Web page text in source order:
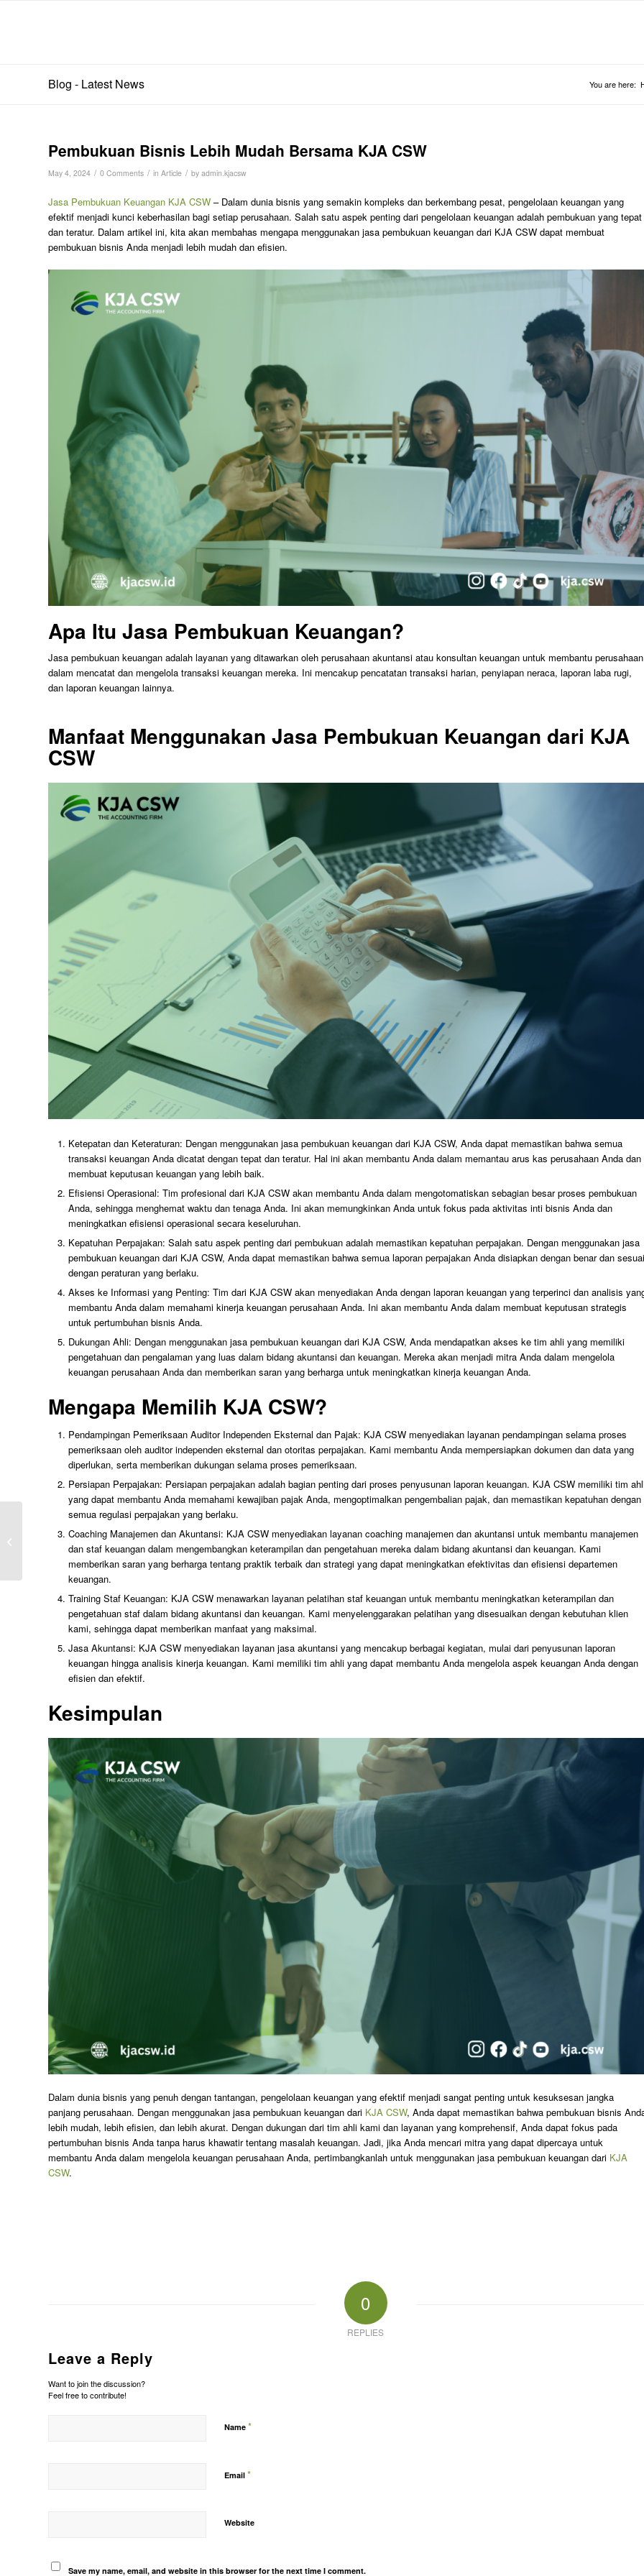
Blog - Latest News You are here:
Pembukuan Bisnis Lebih Mudah Bersama KJA CSW
May 4, 2024 / 0 Comments / in Article / by admin.kjacsw
Jasa Pembukuan Keuangan KJA CSW – Dalam dunia bisnis yang semakin kompleks dan berkembang pesat, pengelolaan keuangan yang
efektif menjadi kunci keberhasilan bagi setiap perusahaan. Salah satu aspek penting dari pengelolaan keuangan adalah pembukuan yang tepat
dan teratur. Dalam artikel ini, kita akan membahas mengapa menggunakan jasa pembukuan keuangan dari KJA CSW dapat membuat
pembukuan bisnis Anda menjadi lebih mudah dan efisien.
Apa Itu Jasa Pembukuan Keuangan?
Jasa pembukuan keuangan adalah layanan yang ditawarkan oleh perusahaan akuntansi atau konsultan keuangan untuk membantu perusahaan
dalam mencatat dan mengelola transaksi keuangan mereka. Ini mencakup pencatatan transaksi harian, penyiapan neraca, laporan laba rugi,
dan laporan keuangan lainnya.
Manfaat Menggunakan Jasa Pembukuan Keuangan dari KJA
CSW
Ketepatan dan Keteraturan: Dengan menggunakan jasa pembukuan keuangan dari KJA CSW, Anda dapat memastikan bahwa semua
transaksi keuangan Anda dicatat dengan tepat dan teratur. Hal ini akan membantu Anda dalam memantau arus kas perusahaan Anda dan
membuat keputusan keuangan yang lebih baik.
Efisiensi Operasional: Tim profesional dari KJA CSW akan membantu Anda dalam mengotomatiskan sebagian besar proses pembukuan
Anda, sehingga menghemat waktu dan tenaga Anda. Ini akan memungkinkan Anda untuk fokus pada aktivitas inti bisnis Anda dan
meningkatkan efisiensi operasional secara keseluruhan.
Kepatuhan Perpajakan: Salah satu aspek penting dari pembukuan adalah memastikan kepatuhan perpajakan. Dengan menggunakan jasa
pembukuan keuangan dari KJA CSW, Anda dapat memastikan bahwa semua laporan perpajakan Anda disiapkan dengan benar dan sesuai
dengan peraturan yang berlaku.
Akses ke Informasi yang Penting: Tim dari KJA CSW akan menyediakan Anda dengan laporan keuangan yang terperinci dan analisis
membantu Anda dalam memahami kinerja keuangan perusahaan Anda. Ini akan membantu Anda dalam membuat keputusan strategis
untuk pertumbuhan bisnis Anda.
Dukungan Ahli: Dengan menggunakan jasa pembukuan keuangan dari KJA CSW, Anda mendapatkan akses ke tim ahli yang memiliki
pengetahuan dan pengalaman yang luas dalam bidang akuntansi dan keuangan. Mereka akan menjadi mitra Anda dalam mengelola
keuangan perusahaan Anda dan memberikan saran yang berharga untuk meningkatkan kinerja keuangan Anda.
Mengapa Memilih KJA CSW?
Pendampingan Pemeriksaan Auditor Independen Eksternal dan Pajak: KJA CSW menyediakan layanan pendampingan selama proses
pemeriksaan oleh auditor independen eksternal dan otoritas perpajakan. Kami membantu Anda mempersiapkan dokumen dan data yang
diperlukan, serta memberikan dukungan selama proses pemeriksaan.
Persiapan Perpajakan: Persiapan perpajakan adalah bagian penting dari proses penyusunan laporan keuangan. KJA CSW memiliki tim
yang dapat membantu Anda memahami kewajiban pajak Anda, mengoptimalkan pengembalian pajak, dan memastikan kepatuhan dengan
semua regulasi perpajakan yang berlaku.
Coaching Manajemen dan Akuntansi: KJA CSW menyediakan layanan coaching manajemen dan akuntansi untuk membantu manajemen
dan staf keuangan dalam mengembangkan keterampilan dan pengetahuan mereka dalam bidang akuntansi dan keuangan. Kami
memberikan saran yang berharga tentang praktik terbaik dan strategi yang dapat meningkatkan efektivitas dan efisiensi departemen
keuangan.
Training Staf Keuangan: KJA CSW menawarkan layanan pelatihan staf keuangan untuk membantu meningkatkan keterampilan dan
pengetahuan staf dalam bidang akuntansi dan keuangan. Kami menyelenggarakan pelatihan yang disesuaikan dengan kebutuhan klien
kami, sehingga dapat memberikan manfaat yang maksimal.
Jasa Akuntansi: KJA CSW menyediakan layanan jasa akuntansi yang mencakup berbagai kegiatan, mulai dari penyusunan laporan
keuangan hingga analisis kinerja keuangan. Kami memiliki tim ahli yang dapat membantu Anda mengelola aspek keuangan Anda dengan
efisien dan efektif.
Kesimpulan
Dalam dunia bisnis yang penuh dengan tantangan, pengelolaan keuangan yang efektif menjadi sangat penting untuk kesuksesan jangka
panjang perusahaan. Dengan menggunakan jasa pembukuan keuangan dari KJA CSW, Anda dapat memastikan bahwa pembukuan bisnis
lebih mudah, lebih efisien, dan lebih akurat. Dengan dukungan dari tim ahli kami dan layanan yang komprehensif, Anda dapat fokus pada
pertumbuhan bisnis Anda tanpa harus khawatir tentang masalah keuangan. Jadi, jika Anda mencari mitra yang dapat dipercaya untuk
membantu Anda dalam mengelola keuangan perusahaan Anda, pertimbangkanlah untuk menggunakan jasa pembukuan keuangan dari KJA
CSW.
0
REPLIES
Leave a Reply
Want to join the discussion?
Feel free to contribute!
Name *
Email *
Website
Save my name, email, and website in this browser for the next time I comment.
Pentingnya Menggunakan ERP
Sistem di Perusahaan Manufaktur